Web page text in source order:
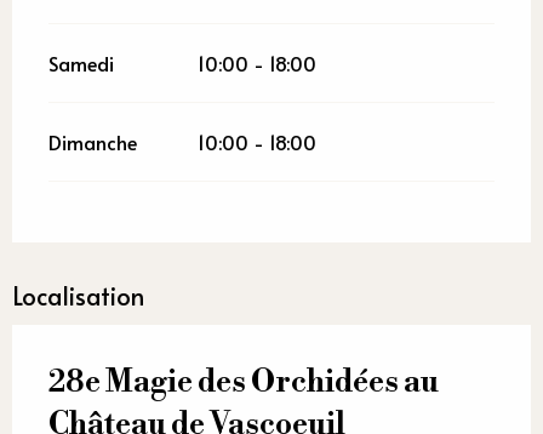
Samedi 10:00 - 18:00
Dimanche 10:00 - 18:00
Localisation
28e Magie des Orchidées au
Château de Vascoeuil